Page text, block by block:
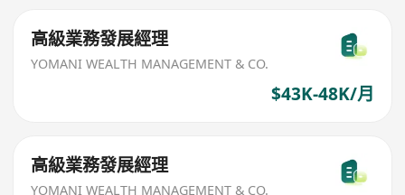
高級業務發展經理
YOMANI WEALTH MANAGEMENT & CO.
$43K-48K/月
高級業務發展經理
YOMANI WEALTH MANAGEMENT & CO.